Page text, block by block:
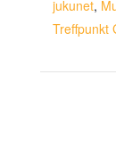
jukunet,
Treffpunkt